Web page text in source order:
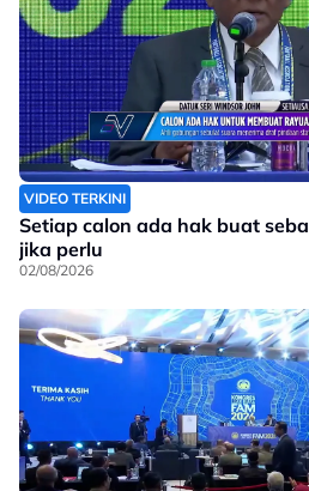
VIDEO TERKINI
Setiap calon ada hak buat
jika perlu
02/08/2026